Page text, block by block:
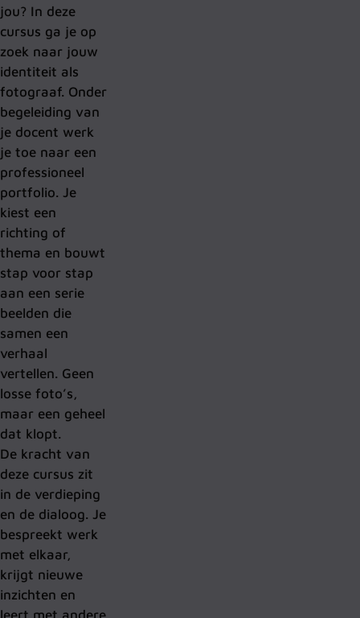
jou? In deze
cursus ga je op
zoek naar jouw
identiteit als
fotograaf. Onder
begeleiding van
je docent werk
je toe naar een
professioneel
portfolio. Je
kiest een
richting of
thema en bouwt
stap voor stap
aan een serie
beelden die
samen een
verhaal
vertellen. Geen
losse foto’s,
maar een geheel
dat klopt.
De kracht van
deze cursus zit
in de verdieping
en de dialoog. Je
bespreekt werk
met elkaar,
krijgt nieuwe
inzichten en
leert met andere